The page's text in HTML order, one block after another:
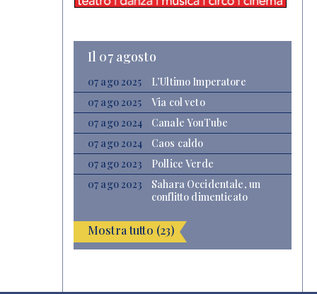
Il 07 agosto
07 ago 2025
L’Ultimo Imperatore
07 ago 2025
Via col veto
07 ago 2024
Canale YouTube
07 ago 2024
Caos caldo
07 ago 2023
Pollice Verde
07 ago 2023
Sahara Occidentale, un
conflitto dimenticato
Mostra tutto (23)